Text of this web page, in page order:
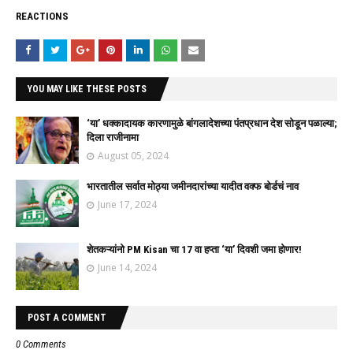
REACTIONS
YOU MAY LIKE THESE POSTS
‘या’ धक्कादायक कारणामुळे बांगलादेशच्या पंतप्रधान देश सोडून पळाल्या;
दिला राजीनामा
August 05, 2024
भारतातील सर्वात मोठ्या जमीनदारांच्या यादीत वक्फ बोर्डचं नाव
June 17, 2024
शेतकऱ्यांनो PM Kisan चा 17 वा हप्ता ‘या’ दिवशी जमा होणार!
June 14, 2024
POST A COMMENT
0 Comments